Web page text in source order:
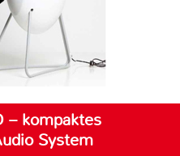
– kompaktes
System